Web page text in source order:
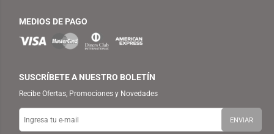
MEDIOS DE PAGO
SUSCRÍBETE A NUESTRO BOLETÍN
Recibe Ofertas, Promociones y Novedades